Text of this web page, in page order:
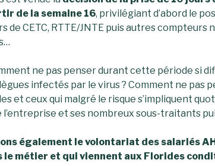
de la semaine 16, privilégiant d’abord le
de CETC, RTTE/JNTE puis autres compteurs
ne pas penser durant cette période si
infectés par le virus ? Comment ne pas
et ceux qui malgré le risque s’impliquent
l’entreprise et ses nombreux sous-traitants
également le volontariat des salariés
le métier et qui viennent aux Florides